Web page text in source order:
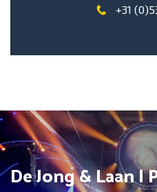
+31
De Jong & Laan